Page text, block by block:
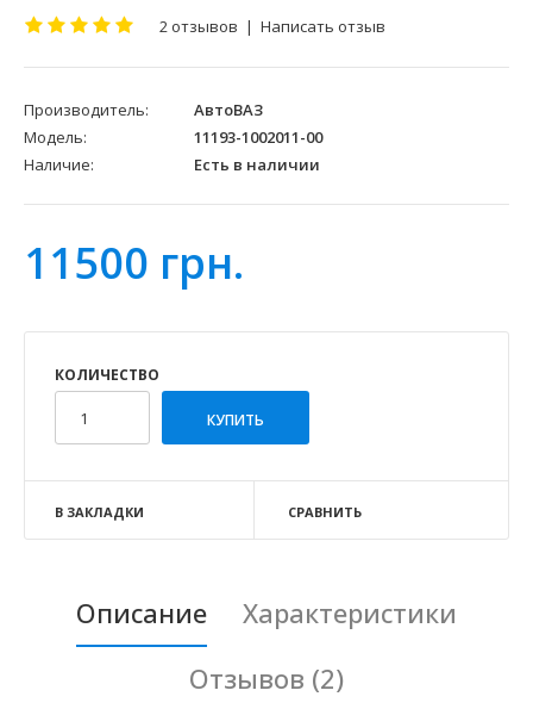
2 отзывов | Написать отзыв
Производитель:
АвтоВАЗ
Модель:
11193-1002011-00
Наличие:
Есть в наличии
11500 грн.
КОЛИЧЕСТВО
В ЗАКЛАДКИ СРАВНИТЬ
Описание
Характеристики
Отзывов (2)